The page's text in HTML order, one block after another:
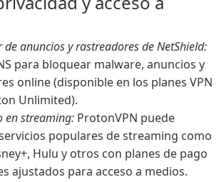
anuncios y rastreadores de NetShield:
para bloquear malware, anuncios y
online (disponible en los planes VPN
Unlimited).
en streaming: ProtonVPN puede
populares de streaming como
Hulu y otros con planes de pago
ajustados para acceso a medios.